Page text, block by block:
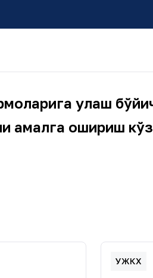
улаш
амалга ошириш
УЖКХ